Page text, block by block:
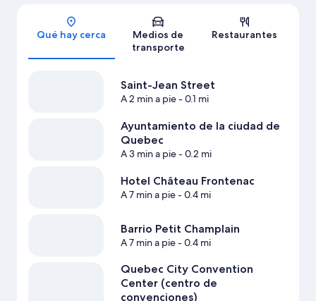
Sección del mapa
Qué hay cerca
Medios de
transporte
Restaurantes
Saint-Jean Street
A 2 min a pie- 0.1 mi
Ayuntamiento de la ciudad de
Quebec
A 3 min a pie- 0.2 mi
Hotel Château Frontenac
A 7 min a pie- 0.4 mi
Barrio Petit Champlain
A 7 min a pie- 0.4 mi
Quebec City Convention
Center (centro de
convenciones)